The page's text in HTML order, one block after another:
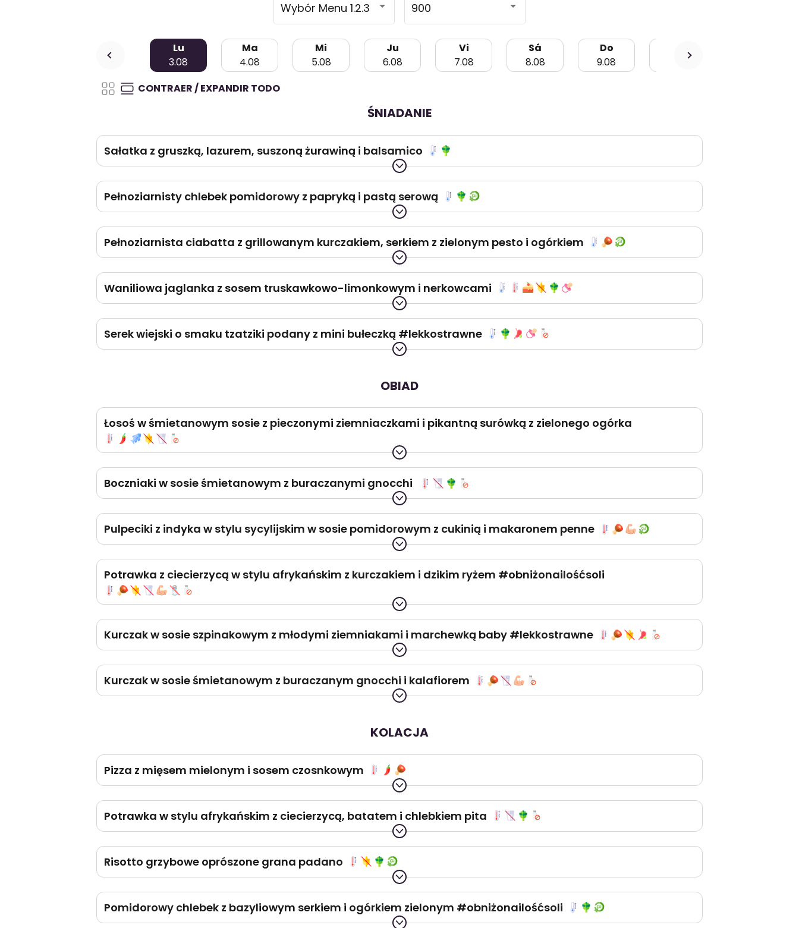
Wybór Menu 1.2.3 900
Lu
3.08
Ma
4.08
Mi
5.08
Ju
6.08
Vi
7.08
Sá
8.08
Do
9.08
10.08
CONTRAER / EXPANDIR TODO
ŚNIADANIE
Sałatka z gruszką, lazurem, suszoną żurawiną i balsamico
Pełnoziarnisty chlebek pomidorowy z papryką i pastą serową
Pełnoziarnista ciabatta z grillowanym kurczakiem, serkiem z zielonym pesto i ogórkiem
Waniliowa jaglanka z sosem truskawkowo-limonkowym i nerkowcami
Serek wiejski o smaku tzatziki podany z mini bułeczką #lekkostrawne
OBIAD
Łosoś w śmietanowym sosie z pieczonymi ziemniaczkami i pikantną surówką z zielonego ogórka
Boczniaki w sosie śmietanowym z buraczanymi gnocchi
Pulpeciki z indyka w stylu sycylijskim w sosie pomidorowym z cukinią i makaronem penne
Potrawka z ciecierzycą w stylu afrykańskim z kurczakiem i dzikim ryżem #obniżonailośćsoli
Kurczak w sosie szpinakowym z młodymi ziemniakami i marchewką baby #lekkostrawne
Kurczak w sosie śmietanowym z buraczanym gnocchi i kalafiorem
KOLACJA
Pizza z mięsem mielonym i sosem czosnkowym
Potrawka w stylu afrykańskim z ciecierzycą, batatem i chlebkiem pita
Risotto grzybowe oprószone grana padano
Pomidorowy chlebek z bazyliowym serkiem i ogórkiem zielonym #obniżonailośćsoli